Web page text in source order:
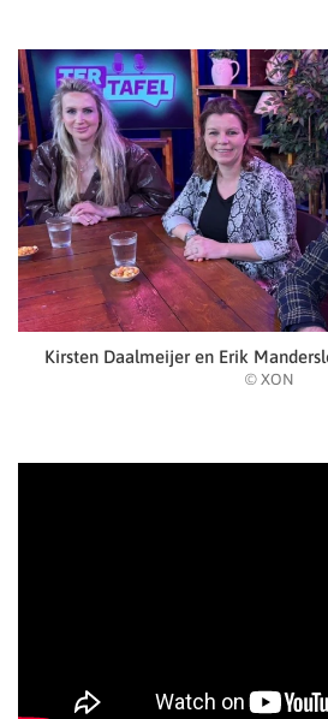
Kirsten Daalmeijer en Erik
© XON